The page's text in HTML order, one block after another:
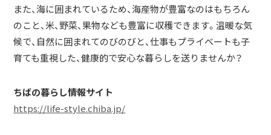
また、海に囲まれているため、海産物が豊富なのはもちろん
のこと、米、野菜、果物なども豊富に収穫できます。温暖な気
候で、自然に囲まれてのびのびと、仕事もプライベートも子
育ても重視した、健康的で安心な暮らしを送りませんか？
ちばの暮らし情報サイト
https://life-style.chiba.jp/